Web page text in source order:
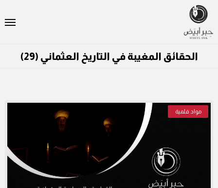
الحقائق المغيبة في التاريخ العثماني (29)
مواد فلمية